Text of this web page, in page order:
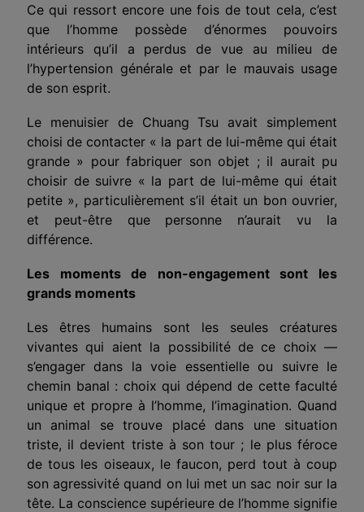
Ce qui ressort encore une fois de tout cela, c’est
que l’homme possède d’énormes pouvoirs
intérieurs qu’il a perdus de vue au milieu de
l’hypertension générale et par le mauvais usage
de son esprit.
Le menuisier de Chuang Tsu avait simplement
choisi de contacter « la part de lui-même qui était
grande » pour fabriquer son objet ; il aurait pu
choisir de suivre « la part de lui-même qui était
petite », particulièrement s’il était un bon ouvrier,
et peut-être que personne n’aurait vu la
différence.
Les moments de non-engagement sont les
grands moments
Les êtres humains sont les seules créatures
vivantes qui aient la possibilité de ce choix —
s’engager dans la voie essentielle ou suivre le
chemin banal : choix qui dépend de cette faculté
unique et propre à l’homme, l’imagination. Quand
un animal se trouve placé dans une situation
triste, il devient triste à son tour ; le plus féroce
de tous les oiseaux, le faucon, perd tout à coup
son agressivité quand on lui met un sac noir sur la
tête. La conscience supérieure de l’homme signifie